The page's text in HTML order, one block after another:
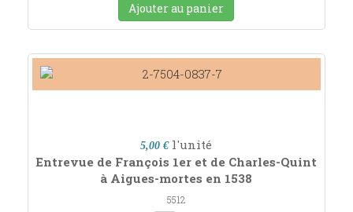
Ajouter au panier
5,00 € l'unité
Entrevue de François 1er et de Charles-Quint
à Aigues-mortes en 1538
5512